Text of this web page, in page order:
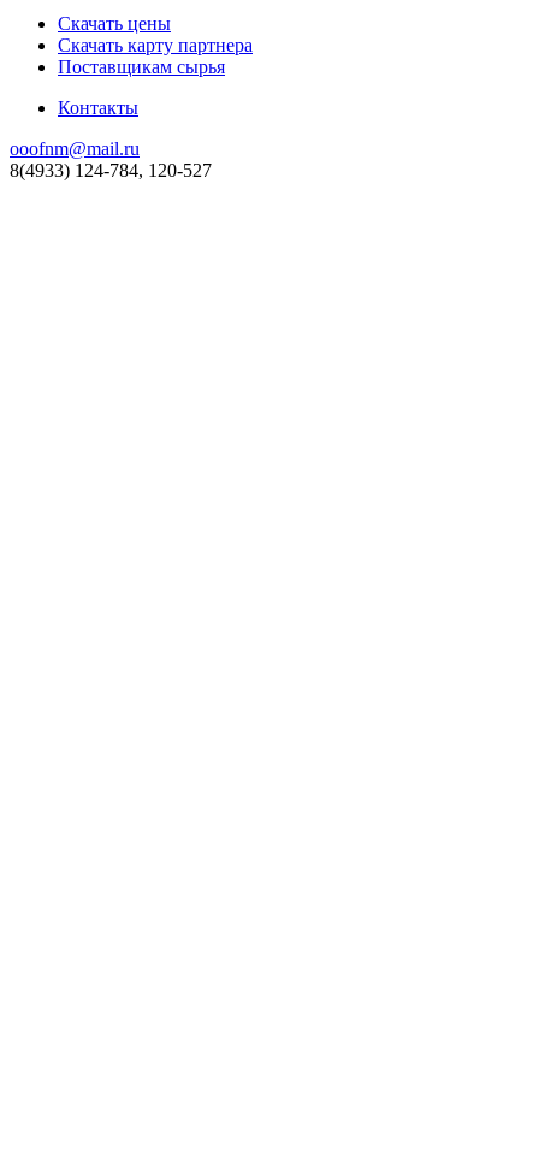
Скачать цены
Скачать карту партнера
Поставщикам сырья
Контакты
ooofnm@mail.ru
8(4933) 124-784, 120-527